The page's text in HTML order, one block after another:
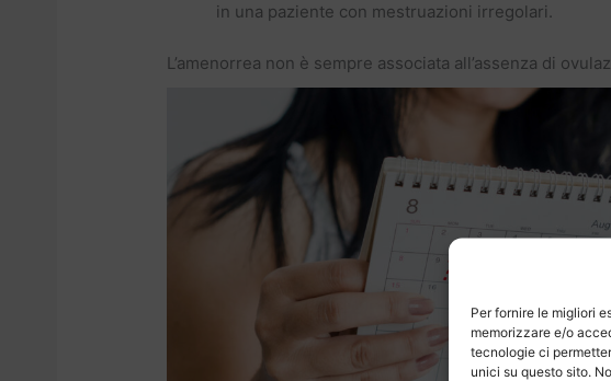
Per fornire le migliori
memorizzare e/o
tecnologie ci
unici su questo sito.
in una paziente con mestruazioni irregolari.
L’amenorrea non è sempre associata all’assenza di